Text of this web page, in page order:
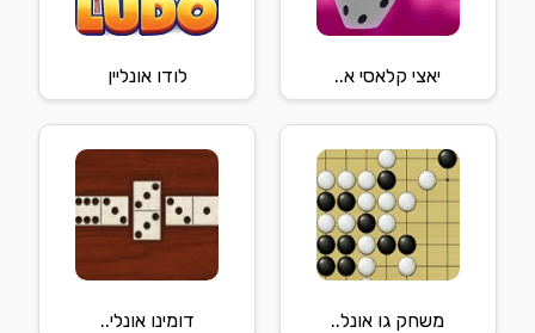
יאצי קלאסי א.. לודו אונליין
משחק גו אונל.. דומינו אונלי..